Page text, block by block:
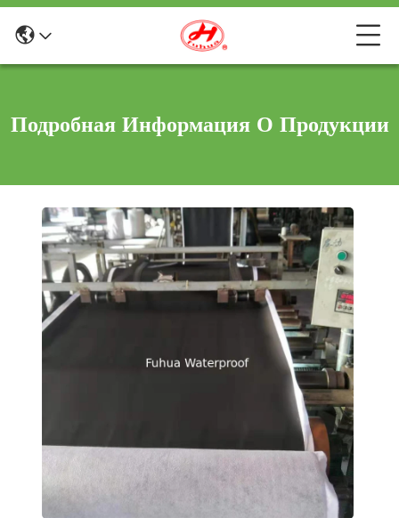
Подробная Информация О Продукции